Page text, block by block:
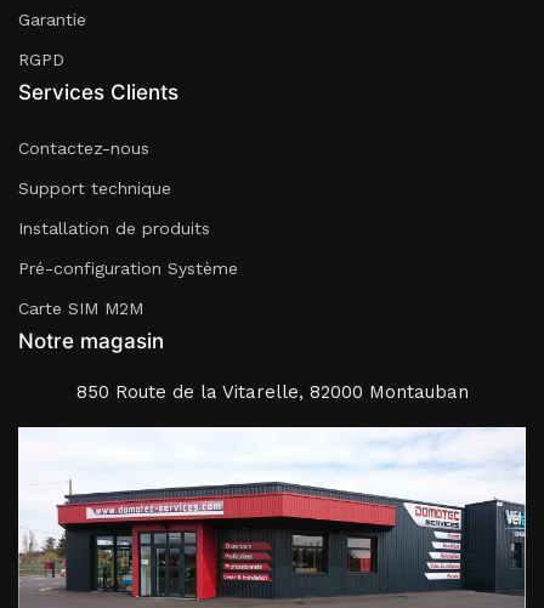
Garantie
RGPD
Services Clients
Contactez-nous
Support technique
Installation de produits
Pré-configuration Système
Carte SIM M2M
Notre magasin
850 Route de la Vitarelle, 82000 Montauban